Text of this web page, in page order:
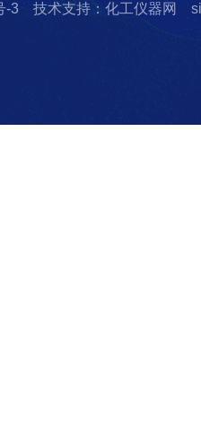
-3 技术支持：化工仪器网